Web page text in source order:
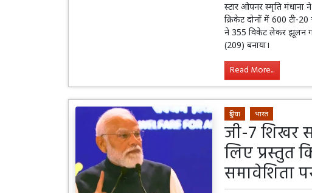
स्टार ओपनर स्मृति मंधाना
क्रिकेट दोनों में 600 टी-
ने 355 विकेट लेकर झूलन
(209) बनाया।
Read More...
दुनिया भारत
जी-7 शिखर
लिए प्रस्तुत
समावेशिता